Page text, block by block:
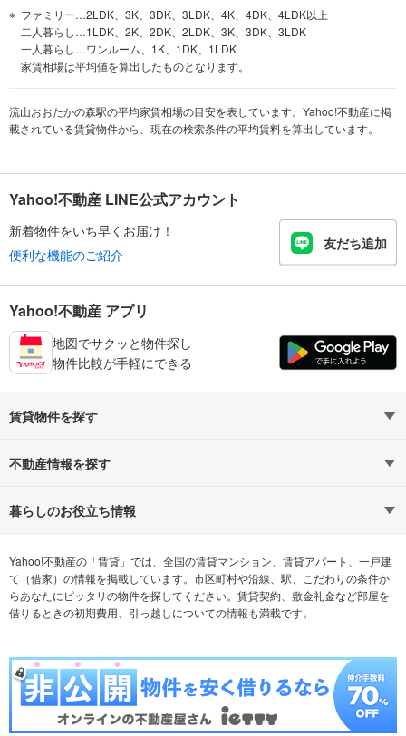
ファミリー…2LDK、3K、3DK、3LDK、4K、4DK、4LDK以上
二人暮らし…1LDK、2K、2DK、2LDK、3K、3DK、3LDK
一人暮らし…ワンルーム、1K、1DK、1LDK
家賃相場は平均値を算出したものとなります。
流山おおたかの森駅の平均家賃相場の目安を表しています。Yahoo!不動産に掲
載されている賃貸物件から、現在の検索条件の平均賃料を算出しています。
Yahoo!不動産 LINE公式アカウント
新着物件をいち早くお届け！
便利な機能のご紹介
友だち追加
Yahoo!不動産 アプリ
地図でサクッと物件探し
物件比較が手軽にできる
賃貸物件を探す
路線・駅から探す
通勤時間から探す
不動産会社から探す 希望の条件から探す
テーマから探す ランキングから探す
不動産情報を探す
不動産・住宅
新築マンション 中古マンション
新築一戸建て 中古一戸建て
注文住宅 土地
売却査定
暮らしのお役立ち情報
マンションカタログ 教えて！住まいの先生
Yahoo!不動産の「賃貸」では、全国の賃貸マンション、賃貸アパート、一戸建
て（借家）の情報を掲載しています。市区町村や沿線、駅、こだわりの条件か
らあなたにピッタリの物件を探してください。賃貸契約、敷金礼金など部屋を
借りるときの初期費用、引っ越しについての情報も満載です。